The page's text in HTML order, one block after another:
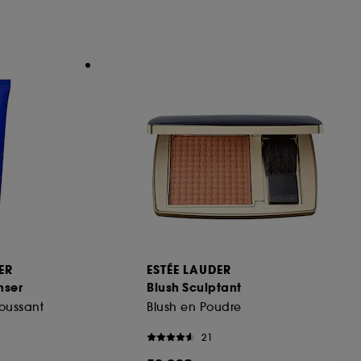
ESTÉE LAUDER
Blush Sculptant
Blush en Poudre
21
personnaliser vos choix concernant
Sephora pourra associer les
collectées ou générées lors
Voous pouvez à tout moment choisir